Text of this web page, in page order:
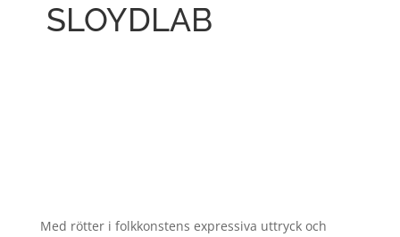
SLOYDLAB
Med rötter i folkkonstens expressiva uttryck och